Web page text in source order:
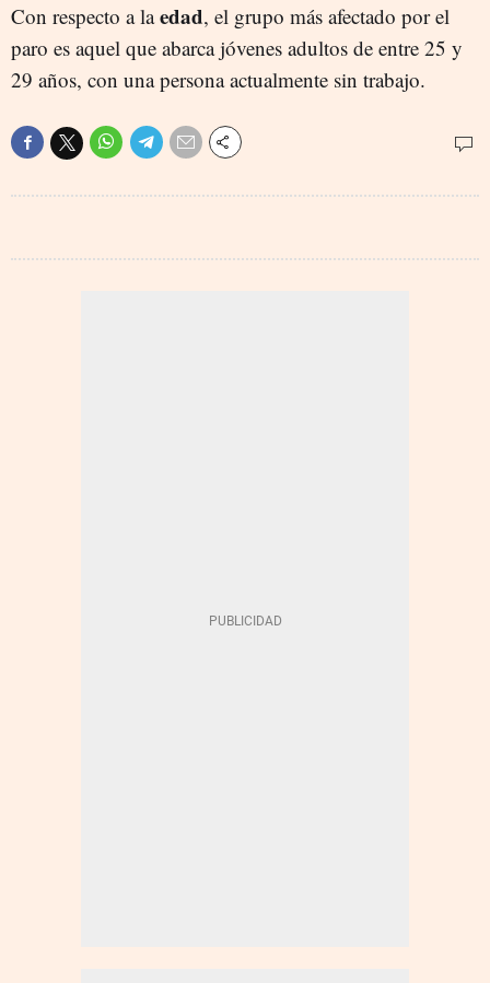
Con respecto a laedad, el grupo más afectado por el
paro es aquel que abarca jóvenes adultos de entre 25 y
29 años, con una persona actualmente sin trabajo.